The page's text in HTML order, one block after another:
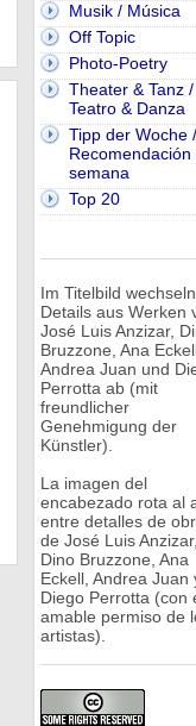
Musik / Música
Off Topic
Photo-Poetry
Theater & Tanz /
Teatro & Danza
Tipp der Woche /
Recomendación
semana
Top 20
Im Titelbild
Details aus Werken
José Luis Anzizar,
Bruzzone, Ana
Andrea Juan und
Perrotta ab (mit
freundlicher
Genehmigung der
Künstler).
La imagen del
encabezado rota al
entre detalles de
de José Luis Anzizar,
Dino Bruzzone, Ana
Eckell, Andrea Juan
Diego Perrotta (con
amable permiso de
artistas).